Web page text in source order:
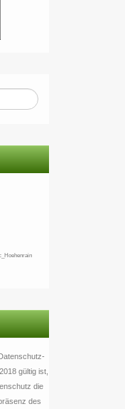
gültig ist,
die
des